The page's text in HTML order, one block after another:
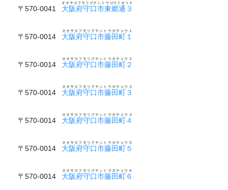
〒570-0041 大阪府守口市東郷通３
オオサカフモリグチシトウゴウドオリ３
〒570-0014 大阪府守口市藤田町１
オオサカフモリグチシトウダチョウ１
〒570-0014 大阪府守口市藤田町２
オオサカフモリグチシトウダチョウ２
〒570-0014 大阪府守口市藤田町３
オオサカフモリグチシトウダチョウ３
〒570-0014 大阪府守口市藤田町４
オオサカフモリグチシトウダチョウ４
〒570-0014 大阪府守口市藤田町５
オオサカフモリグチシトウダチョウ５
〒570-0014 大阪府守口市藤田町６
オオサカフモリグチシトウダチョウ６